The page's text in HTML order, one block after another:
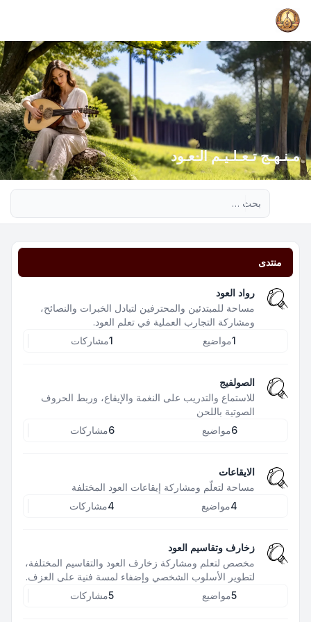
مـنـهـج تـعـلـيـم الـعـود
منتدى
رواد العود
مساحة للمبتدئين والمحترفين لتبادل الخبرات والنصائح،
ومشاركة التجارب العملية في تعلم العود.
1مواضيع 1مشاركات
الصولفيج
للاستماع والتدريب على النغمة والإيقاع، وربط الحروف
الصوتية باللحن
6مواضيع 6مشاركات
الايقاعات
مساحة لتعلّم ومشاركة إيقاعات العود المختلفة
4مواضيع 4مشاركات
زخارف وتقاسيم العود
مخصص لتعلم ومشاركة زخارف العود والتقاسيم المختلفة،
لتطوير الأسلوب الشخصي وإضفاء لمسة فنية على العزف.
5مواضيع 5مشاركات